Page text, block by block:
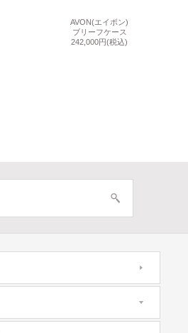
AVON(エイボン)
ブリーフケース
242,000円(税込)